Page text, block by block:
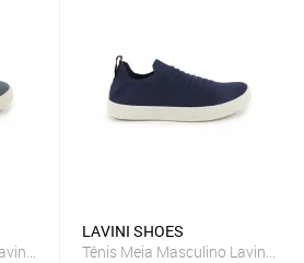
Sapatenis Knit Palmilha Silicone Cinza
LAVINI SHOES
Tênis Meia Masculino Lavini